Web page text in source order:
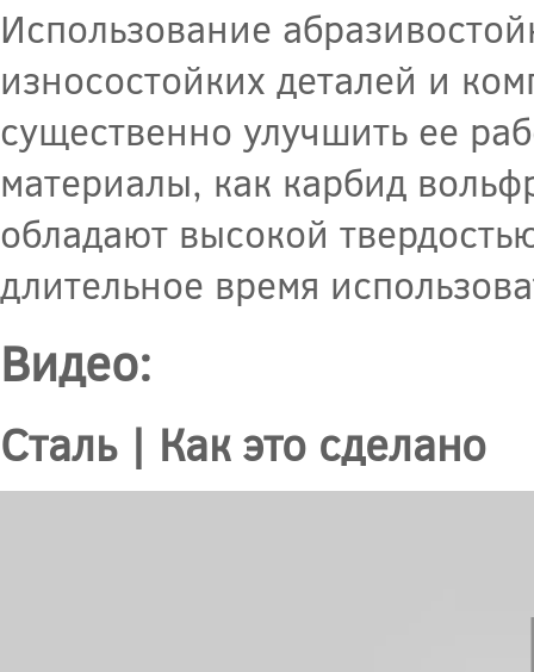
Использование
износостойких деталей и
существенно улучшить ее
материалы, как карбид
обладают высокой
длительное время
Видео:
Сталь | Как это сделано